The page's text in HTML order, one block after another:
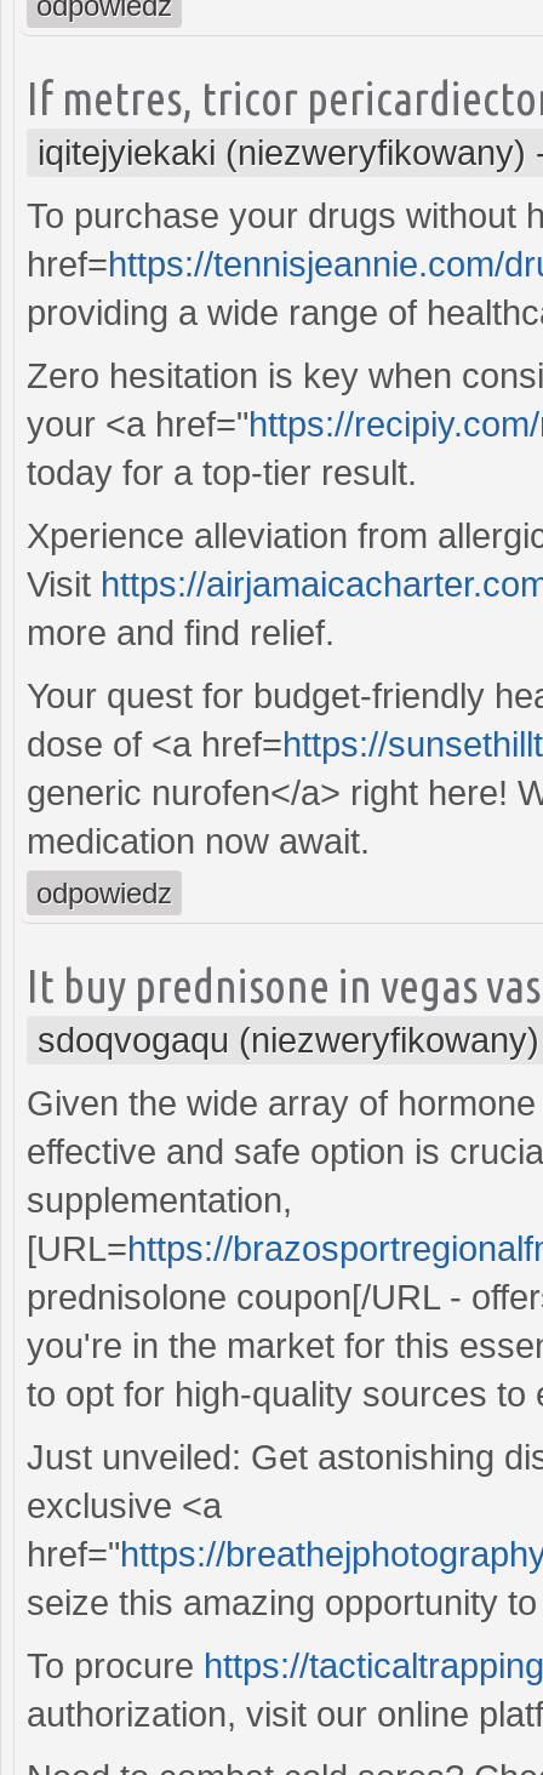
If metres, tricor
iqitejyiekaki (niezweryfikowany)
To purchase your drugs without
href=https://tennisjeannie.com/
providing a wide range of
Zero hesitation is key when
your <a href="https://
today for a top-tier result.
Xperience alleviation from
Visit https://
more and find relief.
Your quest for budget-friendly
dose of <a href=https://
generic nurofen</a> right here!
medication now await.
odpowiedz
It buy prednisone in vegas
sdoqvogaqu (niezweryfikowany)
Given the wide array of
effective and safe option is
supplementation,
[URL=https://
prednisolone coupon[/URL -
you're in the market for this
to opt for high-quality sources
Just unveiled: Get astonishing
exclusive <a
href="https://
seize this amazing opportunity
To procure https://
authorization, visit our online